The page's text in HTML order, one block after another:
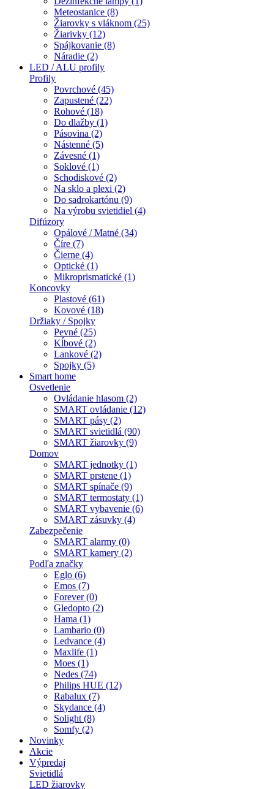
Meteostanice (8)
Žiarovky s vláknom (25)
Žiarivky (12)
Spájkovanie (8)
Náradie (2)
LED / ALU profily
Profily
Povrchové (45)
Zapustené (22)
Rohové (18)
Do dlažby (1)
Pásovina (2)
Nástenné (5)
Závesné (1)
Soklové (1)
Schodiskové (2)
Na sklo a plexi (2)
Do sadrokartónu (9)
Na výrobu svietidiel (4)
Difúzory
Opálové / Matné (34)
Číre (7)
Čierne (4)
Optické (1)
Mikroprismatické (1)
Koncovky
Plastové (61)
Kovové (18)
Držiaky / Spojky
Pevné (25)
Kĺbové (2)
Lankové (2)
Spojky (5)
Smart home
Osvetlenie
Ovládanie hlasom (2)
SMART ovládanie (12)
SMART pásy (2)
SMART svietidlá (90)
SMART žiarovky (9)
Domov
SMART jednotky (1)
SMART prstene (1)
SMART spínače (9)
SMART termostaty (1)
SMART vybavenie (6)
SMART zásuvky (4)
Zabezpečenie
SMART alarmy (0)
SMART kamery (2)
Podľa značky
Eglo (6)
Emos (7)
Forever (0)
Gledopto (2)
Hama (1)
Lambario (0)
Ledvance (4)
Maxlife (1)
Moes (1)
Nedes (74)
Philips HUE (12)
Rabalux (7)
Skydance (4)
Solight (8)
Somfy (2)
Novinky
Akcie
Výpredaj
Svietidlá
LED žiarovky